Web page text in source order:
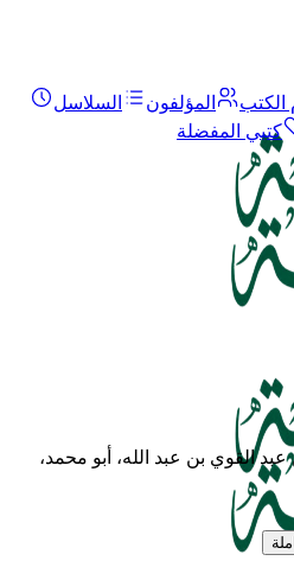
الكتب المؤلفون
السلاسل
كتبي المفضلة
القوي بن عبد الله، أبو محمد،